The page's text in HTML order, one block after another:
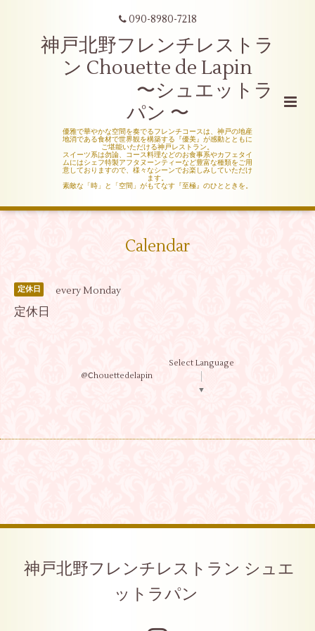
090-8980-7218
神戸北野フレンチレストラ
ン Chouette de Lapin
〜シュエットラ
パン 〜
優雅で華やかな空間を奏でるフレンチコースは、神戸の地産
地消である食材で世界観を構築する『優美』が感動とともに
ご堪能いただける神戸レストラン。
スイーツ系は勿論、コース料理などのお食事系やカフェタイ
ムにはシェフ特製アフタヌーンティーなど豊富な種類をご用
意しておりますので、様々なシーンでお楽しみしていただけ
ます。
素敵な「時」と「空間」がもてなす『至極』のひとときを。
Calendar
定休日 every Monday
定休日
@Ⅽhouettedelapin
Select Language
▼
神戸北野フレンチレストラン シュエ
ットラパン